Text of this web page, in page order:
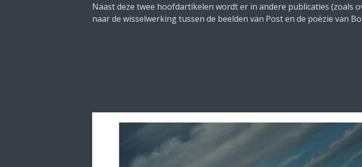
Naast deze twee hoofdartikelen wordt er in andere publicaties (zoals
naar de wisselwerking tussen de beelden van Post en de poëzie van